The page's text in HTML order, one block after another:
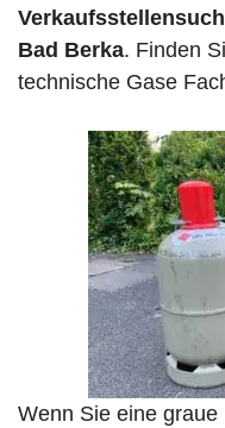
Bad Berka. Finden
technische Gase
Wenn Sie eine graue